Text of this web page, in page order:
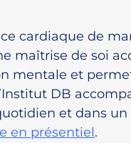
cardiaque de
maîtrise de soi
mentale et
DB
et dans
en présentiel.